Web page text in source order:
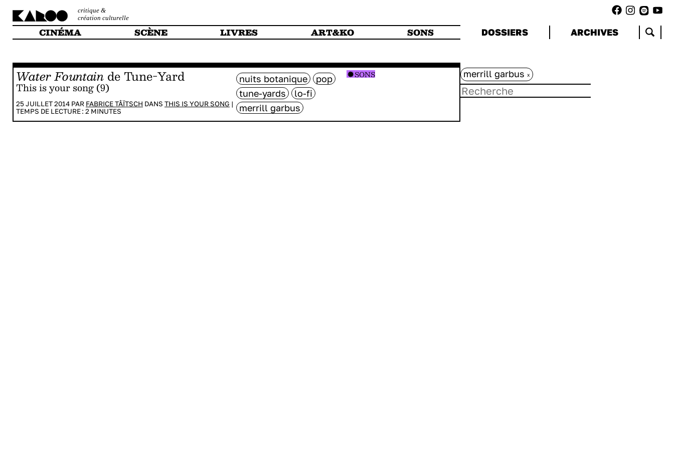
critique &
création culturelle
CINÉMA SCÈNE LIVRES ART&KO SONS DOSSIERS ARCHIVES
Water Fountain de Tune-Yard
This is your song (9)
25 JUILLET 2014 PAR FABRICE TÂÏTSCH DANS THIS IS YOUR SONG |
TEMPS DE LECTURE : 2 MINUTES
nuits botanique
pop
tune-yards
lo-fi
merrill garbus
SONS merrill garbus x